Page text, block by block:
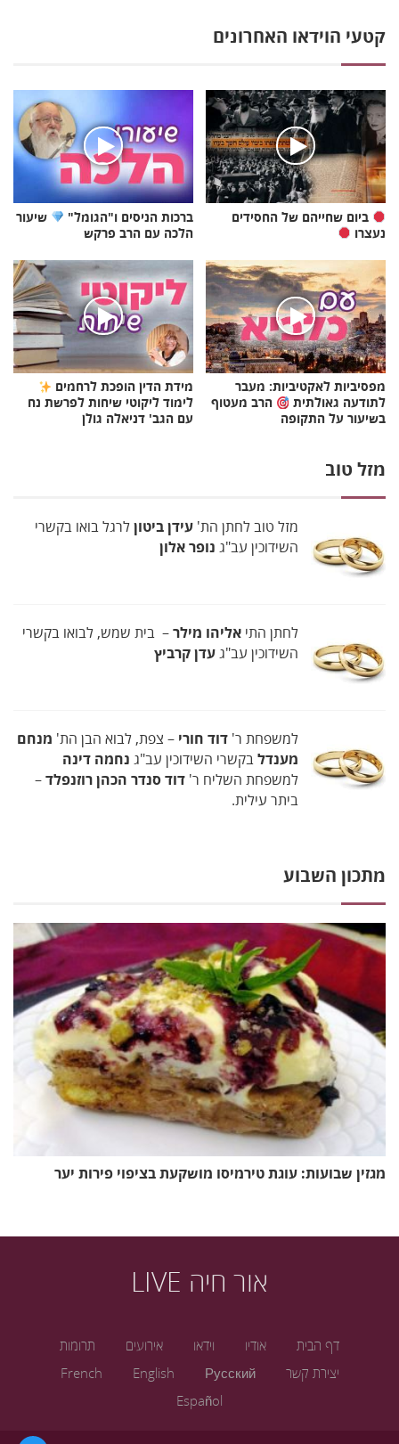
קטעי הוידאו האחרונים
ביום שחייהם של החסידים
נעצרו
ברכות הניסים ו"הגומל"
שיעור
הלכה עם הרב פרקש
מפסיביות לאקטיביות: מעבר
לתודעה גאולתית
הרב מעטוף
בשיעור על התקופה
מידת הדין הופכת לרחמים
לימוד ליקוטי שיחות לפרשת נח
עם הגב' דניאלה גולן
מזל טוב
מזל טוב לחתן הת' עידן ביטוןלרגל בואו בקשרי
השידוכין עב"ג נופר אלון
לחתן התי אליהו מילר– בית שמש, לבואו בקשרי
השידוכין עב"געדן קרביץ
למשפחת ר' דוד חורי – צפת, לבוא הבן הת' מנחם
מענדלבקשרי השידוכין עב"ג נחמה דינה
למשפחת השליח ר' דוד סנדר הכהן רוזנפלד–
ביתר עילית.
מתכון השבוע
מגזין שבועות: עוגת טירמיסו מושקעת בציפוי פירות יער
אור חיה LIVE
דף הבית אודיו וידאו אירועים
תרומות
יצירת קשר
Русский
English
French
Español